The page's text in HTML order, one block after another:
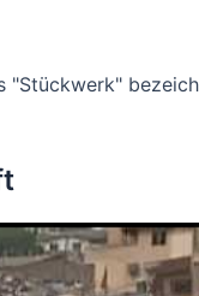
"Stückwerk"